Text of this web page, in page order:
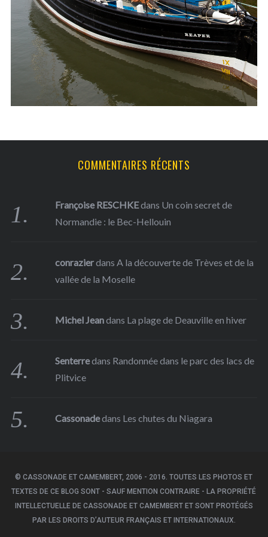
COMMENTAIRES RÉCENTS
Françoise RESCHKEdans Un coin secret de
Normandie : le Bec-Hellouin
conrazierdansA la découverte de Trèves et de la
vallée de la Moselle
Michel Jeandans La plage de Deauville en hiver
Senterredans Randonnée dans le parc des lacs de
Plitvice
Cassonadedans Les chutes du Niagara
© CASSONADE ET CAMEMBERT, 2006 - 2016. TOUTES LES PHOTOS ET
TEXTES DE CE BLOG SONT - SAUF MENTION CONTRAIRE - LA PROPRIÉTÉ
INTELLECTUELLE DE CASSONADE ET CAMEMBERT ET SONT PROTÉGÉS
PAR LES DROITS D’AUTEUR FRANÇAIS ET INTERNATIONAUX.
h
f
o
r